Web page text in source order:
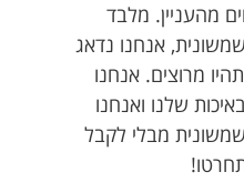
מהעניין. מלבד
אנחנו נדאג
מרוצים. אנחנו
שלנו ואנחנו
מבלי לקבל